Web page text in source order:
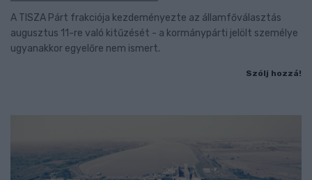
A TISZA Párt frakciója kezdeményezte az államfőválasztás
augusztus 11-re való kitűzését - a kormánypárti jelölt személye
ugyanakkor egyelőre nem ismert.
Szólj hozzá!